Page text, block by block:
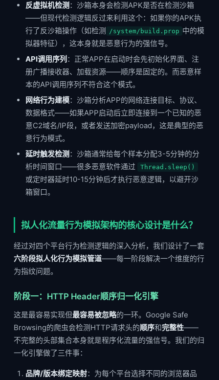
反虚拟机检测 ：沙箱本身会检测APK是否在检测沙箱
——但现代检测逻辑反过来利用这个：如果你的APK执
行了反沙箱操作（如检测
/system/build.prop 中的模
拟器特征），这本身就是恶意行为的强信号。
API调用序列 ：正常APP在启动时会先初始化界面、注
册广播接收器、加载资源——顺序是固定的。而恶意样
本的API调用序列不符合这个模式。
网络行为建模：沙箱分析APP的网络连接目标、协议、
数据格式——如果APP启动后立即连接到一个已知的恶
意C2域名/IP段，或者发送加密payload，这是典型的恶
意行为模式。
延时触发检测 ：沙箱通常给每个样本分配3-5分钟的分
析时间窗口——很多恶意软件通过
Thread.sleep()
或定时器延时10-15分钟后才执行恶意逻辑，以避开沙
箱窗口。
拟人化流量行为模拟架构的核心设计是什么？
经过对四个平台行为检测逻辑的深入分析，我们设计了一套
六阶段拟人化行为模拟管道——每一阶段解决一个维度的行
为指纹问题。
阶段一：HTTP Header顺序归一化引擎
这是最容易实现但最容易被忽略的一环。Google Safe
Browsing的爬虫会检测HTTP请求头的顺序和完整性——
不完整的头部集合本身就是程序化流量的强信号。我们的归
一化引擎做了三件事：
品牌/版本绑定映射：为每个平台选择不同的浏览器品